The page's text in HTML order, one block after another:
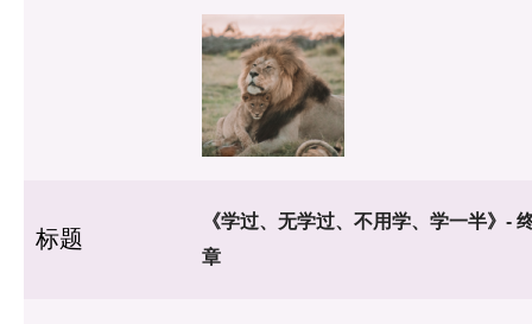
标题
《学过、无学过、不用学、学一半》-
章